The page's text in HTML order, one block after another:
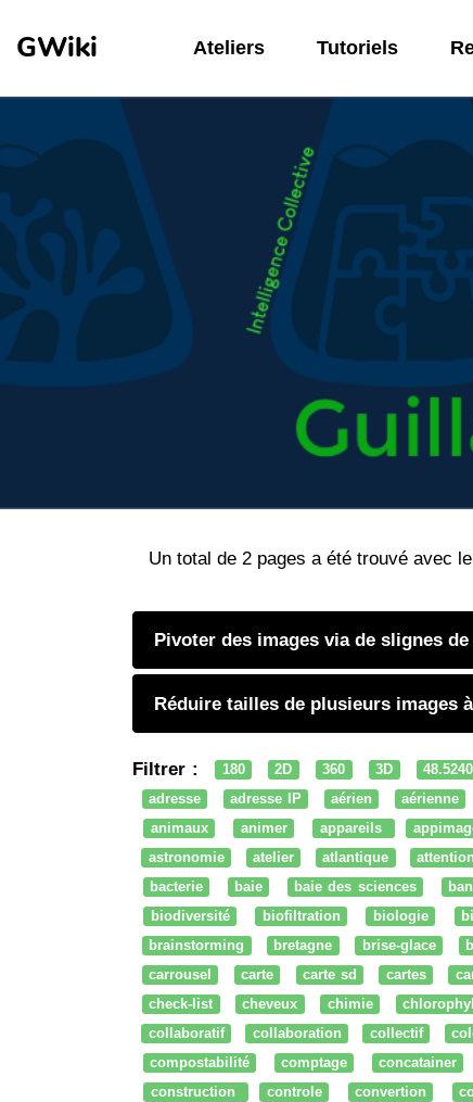
GWiki Ateliers Tutoriels
Un total de 2 pages a été trouvé avec
Pivoter des images via de slignes
Réduire tailles de plusieurs images
Filtrer : 180 2D 360 3D
adresse
adresse IP aérien aérienne
animaux
animer appareils
astronomie
atelier atlantique attention
bacterie
baie baie des sciences
biodiversité
biofiltration biologie
brainstorming
bretagne brise-glace
carrousel
carte carte sd cartes
check-list
cheveux chimie
collaboratif
collaboration collectif
compostabilité
comptage concatainer
construction
controle convertion